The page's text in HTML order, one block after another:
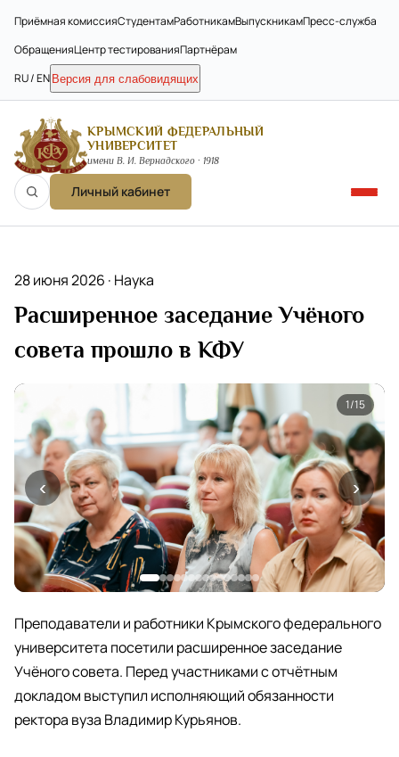
Приёмная комиссияСтудентамРаботникамВыпускникамПресс-служба
ОбращенияЦентр тестированияПартнёрам
RU / EN Версия для слабовидящих
КРЫМСКИЙ ФЕДЕРАЛЬНЫЙ
УНИВЕРСИТЕТ
имени В. И. Вернадского · 1918
Личный кабинет
28 июня 2026 · Наука
Расширенное заседание Учёного
совета прошло в КФУ
‹ ›
1/15
Преподаватели и работники Крымского федерального
университета посетили расширенное заседание
Учёного совета. Перед участниками с отчётным
докладом выступил исполняющий обязанности
ректора вуза Владимир Курьянов.